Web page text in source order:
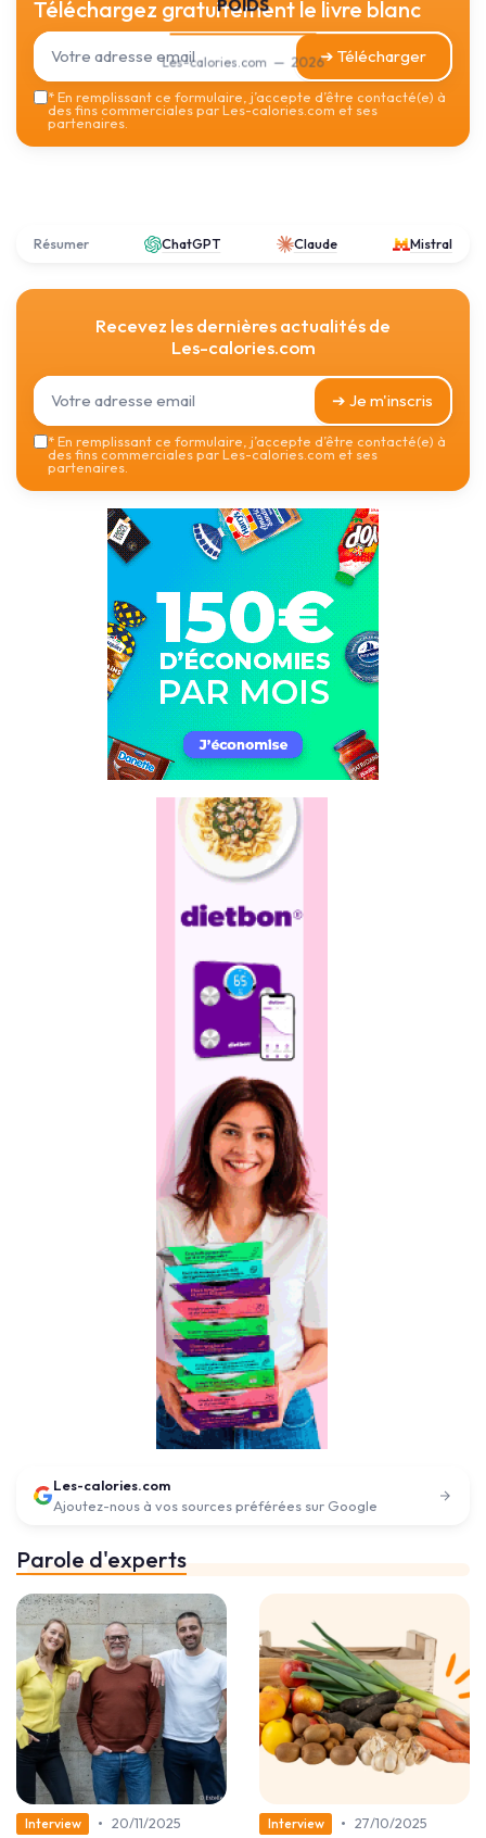
Les-calories.com — 2026
Téléchargez gratuitement le livre blanc
➔ Télécharger
*En remplissant ce formulaire, j’accepte d’être contacté(e) à
des fins commerciales par Les-calories.com et ses
partenaires.
Résumer ChatGPT Claude Mistral
Recevez les dernières actualités de
Les-calories.com
➔ Je m'inscris
*En remplissant ce formulaire, j’accepte d’être contacté(e) à
des fins commerciales par Les-calories.com et ses
partenaires.
Les-calories.com
Ajoutez-nous à vos sources préférées sur Google
Parole d'experts
Interview • 20/11/2025
Interview • 27/10/2025